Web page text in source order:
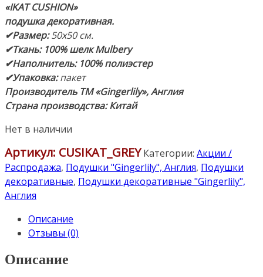
составляла
9,300 ₽.
7,900 ₽.
«IKAT CUSHION»
подушка декоративная.
✔Размер:50х50 см.
✔Ткань: 100% шелкMulbery
✔Наполнитель: 100% полиэстер
✔Упаковка:пакет
Производитель ТМ «Gingerlily», Англия
Страна производства: Китай
Нет в наличии
Артикул: CUSIKAT_GREY Категории: Акции /
Распродажа, Подушки "Gingerlily", Англия, Подушки
декоративные, Подушки декоративные "Gingerlily",
Англия
Описание
Отзывы (0)
Описание